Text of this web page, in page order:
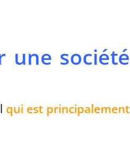
une société
qui est principalement